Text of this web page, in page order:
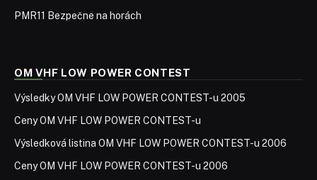
PMR11 Bezpečne na horách
OM VHF LOW POWER CONTEST
Výsledky OM VHF LOW POWER CONTEST-u 2005
Ceny OM VHF LOW POWER CONTEST-u
Výsledková listina OM VHF LOW POWER CONTEST-u 2006
Ceny OM VHF LOW POWER CONTEST-u 2006